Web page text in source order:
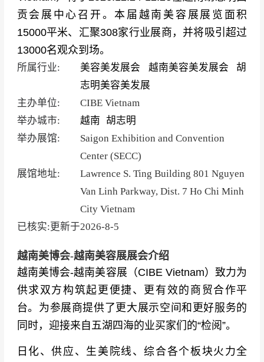
贡会展中心召开。本届越南美容展展览面积
15000平米、汇聚308家行业展商，并将吸引超过
13000名观众到场。
所属行业: 美容美发展会 越南美容美发展会
胡
志明美容美发展
主办单位:
CIBE Vietnam
举办城市:
越南
胡志明
举办展馆:
Saigon Exhibition and Convention
Center (SECC)
展馆地址:
Lawrence S. Ting Building 801 Nguyen
Van Linh Parkway, Dist. 7 Ho Chi Minh
City Vietnam
已核实:更新于2026-8-5
越南美博会-越南美容展展会介绍
越南美博会-越南美容展（CIBE Vietnam）致力为
供求双方构筑起更便捷、更有效的商贸合作平
台。为参展商提供了更大展示空间和更好服务的
同时，迎接来自五湖四海的业买家们的“检阅”。
日化、供应、生美院线、综合各个板块火力全